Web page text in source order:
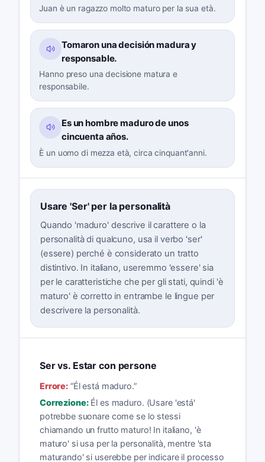
Juan è un ragazzo molto maturo per la sua età.
Tomaron una decisión madura y
responsable.
Hanno preso una decisione matura e
responsabile.
Es un hombre maduro de unos
cincuenta años.
È un uomo di mezza età, circa cinquant'anni.
Usare 'Ser' per la personalità
Quando 'maduro' descrive il carattere o la
personalità di qualcuno, usa il verbo 'ser'
(essere) perché è considerato un tratto
distintivo. In italiano, useremmo 'essere' sia
per le caratteristiche che per gli stati, quindi 'è
maturo' è corretto in entrambe le lingue per
descrivere la personalità.
Ser vs. Estar con persone
Errore: “Él está maduro.”
Correzione: Él es maduro. (Usare 'está'
potrebbe suonare come se lo stessi
chiamando un frutto maturo! In italiano, 'è
maturo' si usa per la personalità, mentre 'sta
maturando' si userebbe per indicare il processo